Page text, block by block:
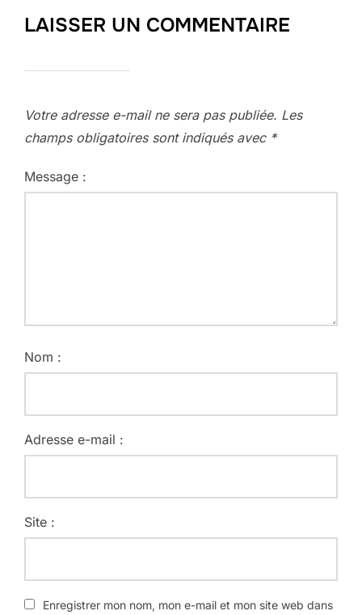
LAISSER UN COMMENTAIRE
Votre adresse e-mail ne sera pas publiée. Les
champs obligatoires sont indiqués avec *
Message :
Nom :
Adresse e-mail :
Site :
Enregistrer mon nom, mon e-mail et mon site web dans